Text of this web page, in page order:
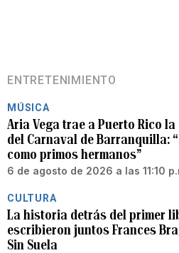
ENTRETENIMIENTO
MÚSICA
Aria Vega trae a Puerto Rico la
del Carnaval de Barranquilla:
como primos hermanos”
6 de agosto de 2026 a las 11:10
CULTURA
La historia detrás del primer
escribieron juntos Frances
Sin Suela